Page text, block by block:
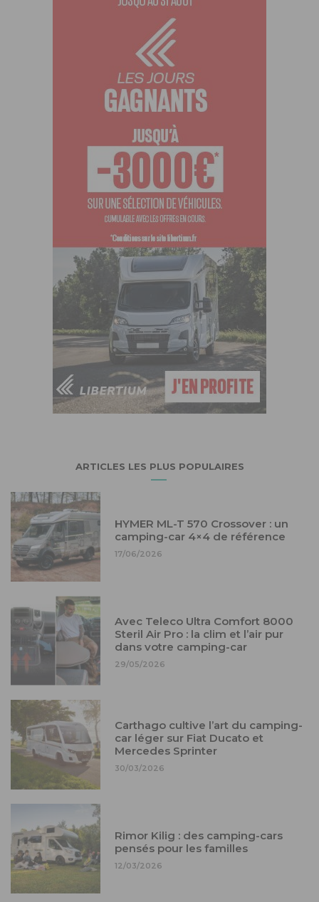
ARTICLES LES PLUS POPULAIRES
HYMER ML-T 570 Crossover : un
camping-car 4×4 de référence
17/06/2026
Avec Teleco Ultra Comfort 8000
Steril Air Pro : la clim et l’air pur
dans votre camping-car
29/05/2026
Carthago cultive l’art du camping-
car léger sur Fiat Ducato et
Mercedes Sprinter
30/03/2026
Rimor Kilig : des camping-cars
pensés pour les familles
12/03/2026